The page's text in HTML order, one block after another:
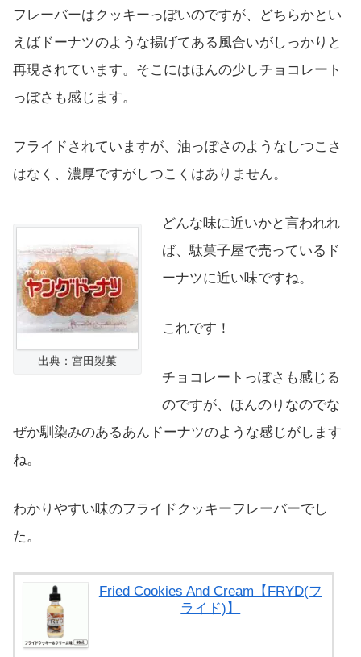
フレーバーはクッキーっぽいのですが、どちらかとい
えばドーナツのような揚げてある風合いがしっかりと
再現されています。そこにはほんの少しチョコレート
っぽさも感じます。
フライドされていますが、油っぽさのようなしつこさ
はなく、濃厚ですがしつこくはありません。
出典：宮田製菓
どんな味に近いかと言われれ
ば、駄菓子屋で売っているド
ーナツに近い味ですね。
これです！
チョコレートっぽさも感じる
のですが、ほんのりなのでな
ぜか馴染みのあるあんドーナツのような感じがします
ね。
わかりやすい味のフライドクッキーフレーバーでし
た。
Fried Cookies And Cream【FRYD(フ
ライド)】